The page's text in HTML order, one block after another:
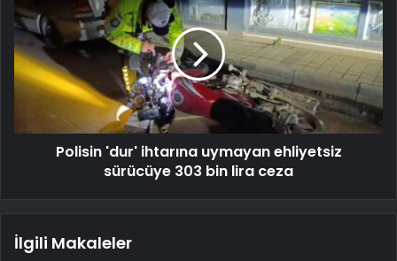
Polisin 'dur' ihtarına uymayan ehliyetsiz
sürücüye 303 bin lira ceza
İlgili Makaleler